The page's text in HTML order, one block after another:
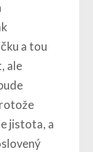
a tou
ale
jistota, a